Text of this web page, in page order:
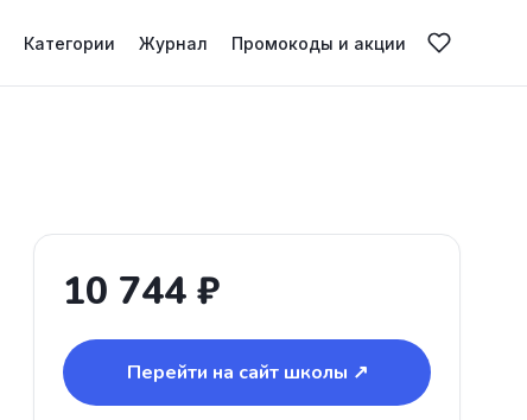
Категории Журнал Промокоды и акции
10 744 ₽
Перейти на сайт школы ↗